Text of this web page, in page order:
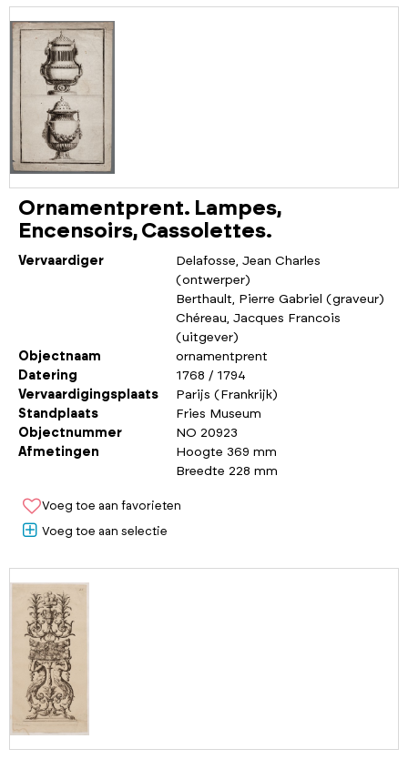
Ornamentprent. Lampes,
Encensoirs, Cassolettes.
Vervaardiger
Delafosse, Jean Charles
(ontwerper)
Berthault, Pierre Gabriel (graveur)
Chéreau, Jacques Francois
(uitgever)
Objectnaam
ornamentprent
Datering
1768 / 1794
Vervaardigingsplaats
Parijs (Frankrijk)
Standplaats
Fries Museum
Objectnummer
NO 20923
Afmetingen
Hoogte 369 mm
Breedte 228 mm
Voeg toe aan favorieten
Voeg toe aan selectie